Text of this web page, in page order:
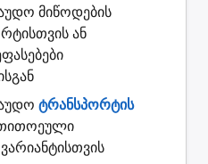
მიწოდების
ან
ტრანსპორტის